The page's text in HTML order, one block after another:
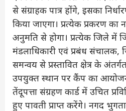
से संग्राहक पात्र होंगे, इसका
किया जाएगा। प्रत्येक प्रकरण
अनुमति से होगा। प्रत्येक जिले में
मंडलाधिकारी एवं प्रबंध
समन्वय से प्रस्तावित क्षेत्र के
उपयुक्त स्थान पर कैंप का
तेंदूपत्ता संग्रहण कार्ड में उचित
हुए पावती प्राप्त करेंगे। नगद